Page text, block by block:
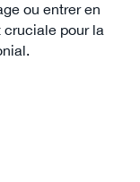
ou entrer en
pour la